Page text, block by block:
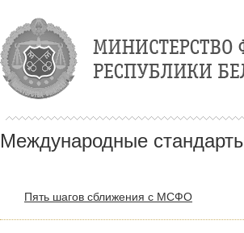
Международные
Пять шагов сближения с МСФО